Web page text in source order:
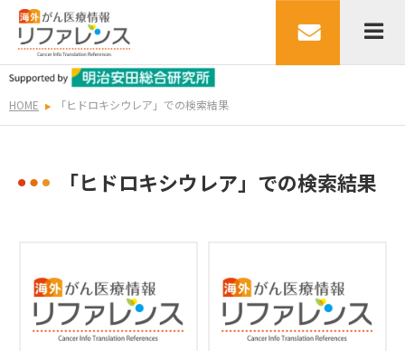
HOME 「ヒドロキシウレア」での検索結果
「ヒドロキシウレア」での検索結果